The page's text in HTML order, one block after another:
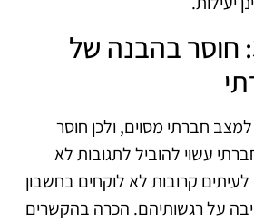
טעות מספר 3: חוסר בהבנה של
חברתי מסוים, ולכן חוסר
עשוי להוביל לתגובות לא
לעיתים קרובות לא לוקחים בחשבון
על רגשותיהם. הכרה בהקשרים